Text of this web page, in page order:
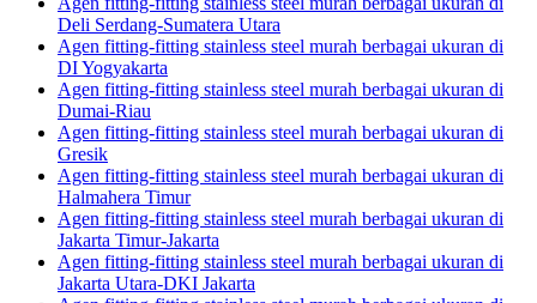
Deli Serdang-Sumatera Utara
Agen fitting-fitting stainless steel murah berbagai ukuran di
DI Yogyakarta
Agen fitting-fitting stainless steel murah berbagai ukuran di
Dumai-Riau
Agen fitting-fitting stainless steel murah berbagai ukuran di
Gresik
Agen fitting-fitting stainless steel murah berbagai ukuran di
Halmahera Timur
Agen fitting-fitting stainless steel murah berbagai ukuran di
Jakarta Timur-Jakarta
Agen fitting-fitting stainless steel murah berbagai ukuran di
Jakarta Utara-DKI Jakarta